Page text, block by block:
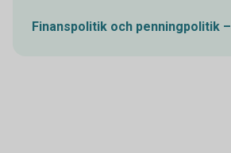
Finanspolitik och penningpolitik –